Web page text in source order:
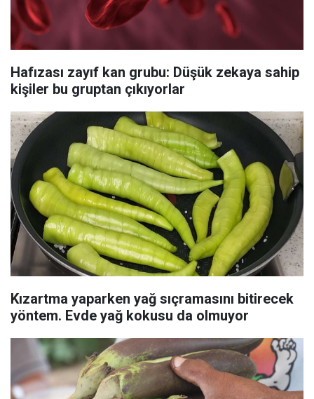
Hafızası zayıf kan grubu: Düşük zekaya sahip
kişiler bu gruptan çıkıyorlar
Kızartma yaparken yağ sıçramasını bitirecek
yöntem. Evde yağ kokusu da olmuyor